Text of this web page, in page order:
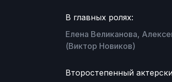
В главных ролях:
Елена Великанова,
(Виктор Новиков)
Второстепенный